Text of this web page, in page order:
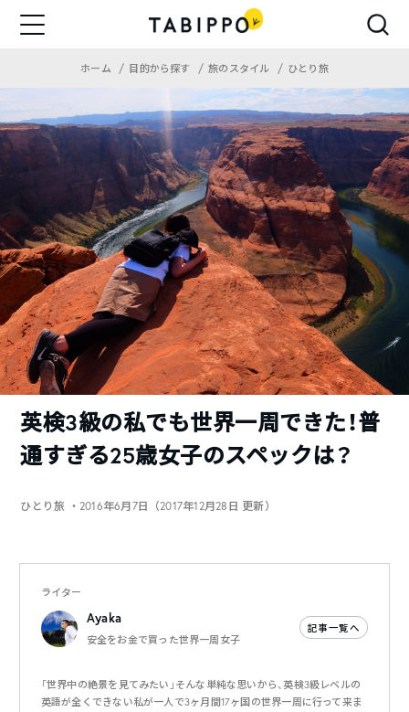
ホーム 目的から探す 旅のスタイル ひとり旅
英検3級の私でも世界一周できた！普
通すぎる25歳女子のスペックは？
ひとり旅 ・2016年6月7日（2017年12月28日 更新）
ライター
Ayaka
安全をお金で買った世界一周女子
記事一覧へ
「世界中の絶景を見てみたい」そんな単純な思いから、英検3級レベルの
英語が全くできない私が一人で3ヶ月間17ヶ国の世界一周に行って来ま